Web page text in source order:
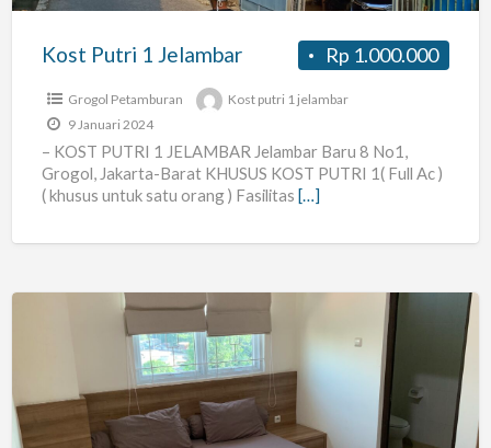
Rp 1.000.000
Kost Putri 1 Jelambar
Grogol Petamburan
Kost putri 1 jelambar
9 Januari 2024
– KOST PUTRI 1 JELAMBAR Jelambar Baru 8 No1,
Grogol, Jakarta-Barat KHUSUS KOST PUTRI 1( Full Ac )
( khusus untuk satu orang ) Fasilitas […]
Wanita
Dekat